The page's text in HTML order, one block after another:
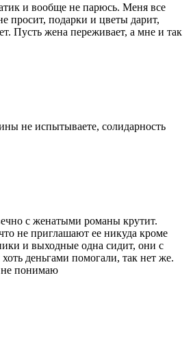
и вообще не парюсь. Меня все
просит, подарки и цветы дарит,
Пусть жена переживает, а мне и так
не испытываете, солидарность
с женатыми романы крутит.
не приглашают ее никуда кроме
и выходные одна сидит, они с
деньгами помогали, так нет же.
не понимаю